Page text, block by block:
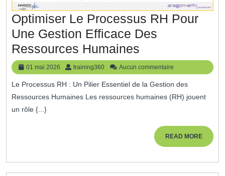
Optimiser Le Processus RH Pour
Une Gestion Efficace Des
Ressources Humaines
Le
Processus
RH
Une
Gestion
01 mai 2026
01
mai
2026
training360 training360
Aucun commentaire
Le Processus RH : Un Pilier Essentiel de la Gestion des
Ressources Humaines Les ressources humaines (RH) jouent
un rôle {...}
READ MOREREAD
MORE